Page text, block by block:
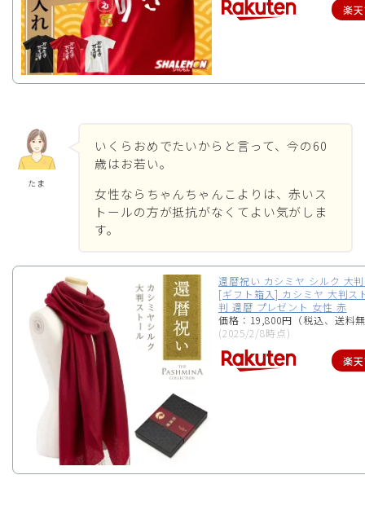
楽
たま
いくらおめでたいからと言って、今の60
歳はお若い。
女性ならちゃんちゃんこよりは、赤いス
トールの方が抵抗がなくてよい気がしま
す。
還暦祝い カシミヤ シルク 大
[ギフト箱入] カシミヤ 大判ス
判 還暦 プレゼント 女性 赤
価格：19,800円（税込、送料
(2025/2/8時点)
楽